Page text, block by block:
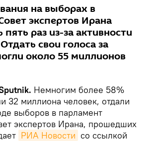
на выборах в
экспертов Ирана
раз из-за активности
свои голоса за
около 55 миллионов
Немногим более 58%
32 миллиона человек, отдали
выборов в парламент
экспертов Ирана, прошедших
РИА Новости со ссылкой